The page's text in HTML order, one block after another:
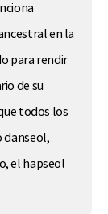
en la
para rendir
de su
todos los
danseol,
el hapseol